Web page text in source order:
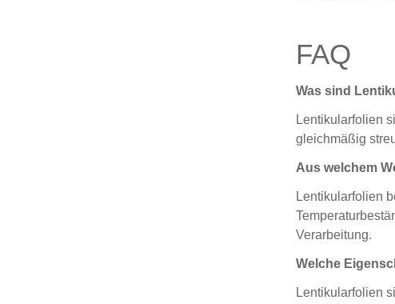
FAQ
Was sind
Lentikularfolien
gleichmäßig
Aus welchem
Lentikularfolien
Verarbeitung.
Welche
Lentikularfolien